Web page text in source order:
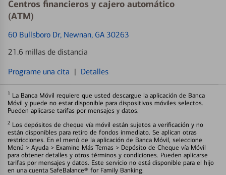
Centros financieros y cajero automático
(ATM)
60 Bullsboro Dr, Newnan, GA 30263
21.6 millas de distancia
Programe una cita | Detalles
1 La Banca Móvil requiere que usted descargue la aplicación de Banca
Móvil y puede no estar disponible para dispositivos móviles selectos.
Pueden aplicarse tarifas por mensajes y datos.
2 Los depósitos de cheque vía móvil están sujetos a verificación y no
están disponibles para retiro de fondos inmediato. Se aplican otras
restricciones. En el menú de la aplicación de Banca Móvil, seleccione
Menú > Ayuda > Examine Más Temas > Depósito de Cheque vía Móvil
para obtener detalles y otros términos y condiciones. Pueden aplicarse
tarifas por mensajes y datos. Este servicio no está disponible para el hijo
en una cuenta SafeBalance® for Family Banking.